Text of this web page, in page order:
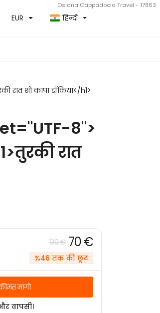
Osiana Cappadocia Travel - 17863
EUR हिन्दी
रात शो कापा डॉकिया</h1>
8">
रात
130 € 70 €
%46 तक की छूट
मांगो
वापसी।